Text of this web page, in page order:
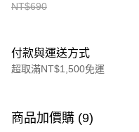
NT$690
付款與運送方式
超取滿NT$1,500免運
信用卡一次付款
商品加價購 (9)